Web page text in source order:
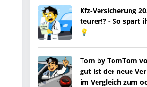
Kfz-Versicherung
teurer!? - So spart
💡
Tom by TomTom
gut ist der neue
im Vergleich zum